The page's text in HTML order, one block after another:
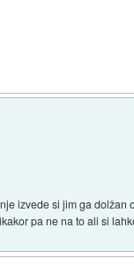
izvede si jim ga dolžan
pa ne na to ali si